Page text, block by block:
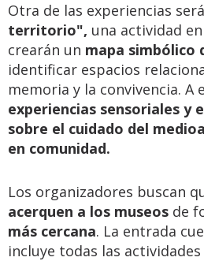
Otra de las experiencias será
territorio", una actividad
crearán un mapa simbólico
identificar espacios
memoria y la convivencia. A
experiencias sensoriales y
sobre el cuidado del
en comunidad.
Los organizadores buscan
acerquen a los museos de
más cercana. La entrada
incluye todas las actividades